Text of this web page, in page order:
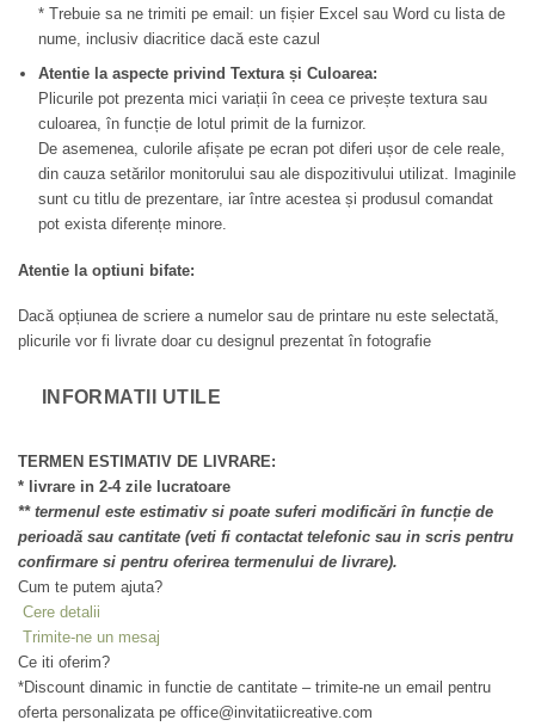
* Trebuie sa ne trimiti pe email: un fișier Excel sau Word cu lista de
nume, inclusiv diacritice dacă este cazul
Atentie la aspecte privind Textura și Culoarea:
Plicurile pot prezenta mici variații în ceea ce privește textura sau
culoarea, în funcție de lotul primit de la furnizor.
De asemenea, culorile afișate pe ecran pot diferi ușor de cele reale,
din cauza setărilor monitorului sau ale dispozitivului utilizat. Imaginile
sunt cu titlu de prezentare, iar între acestea și produsul comandat
pot exista diferențe minore.
Atentie la optiuni bifate:
Dacă opțiunea de scriere a numelor sau de printare nu este selectată,
plicurile vor fi livrate doar cu designul prezentat în fotografie
INFORMATII UTILE
TERMEN ESTIMATIV DE LIVRARE:
* livrare in 2-4 zile lucratoare
** termenul este estimativ si poate suferi modificări în funcție de
perioadă sau cantitate (veti fi contactat telefonic sau in scris pentru
confirmare si pentru oferirea termenului de livrare).
Cum te putem ajuta?
Cere detalii
Trimite-ne un mesaj
Ce iti oferim?
*Discount dinamic in functie de cantitate – trimite-ne un email pentru
oferta personalizata pe office@invitatiicreative.com